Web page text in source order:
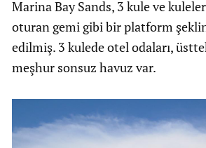
Marina Bay Sands, 3 kule ve
oturan gemi gibi bir platform
edilmiş. 3 kulede otel odaları,
meşhur sonsuz havuz var.